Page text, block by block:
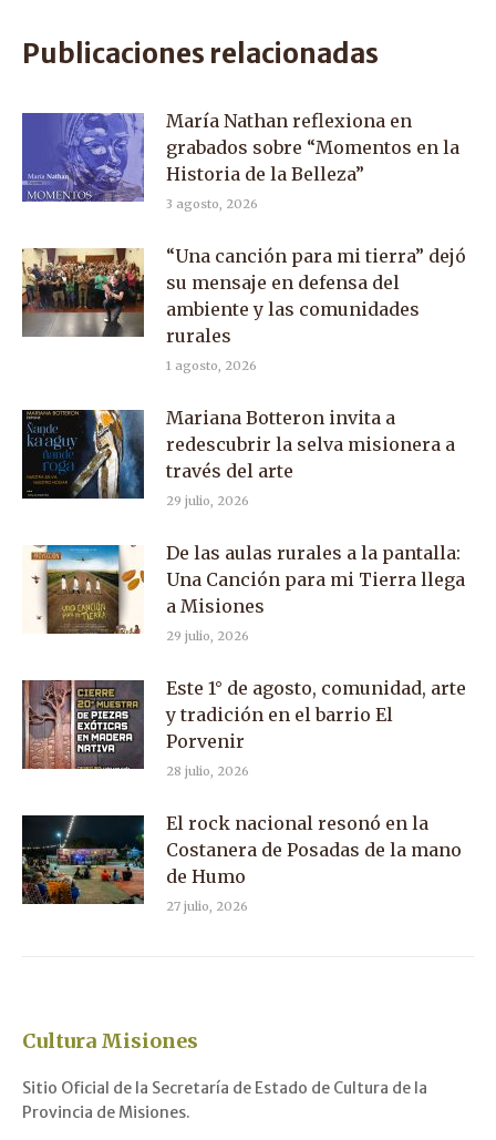
Publicaciones relacionadas
María Nathan reflexiona en
grabados sobre “Momentos en la
Historia de la Belleza”
3 agosto, 2026
“Una canción para mi tierra” dejó
su mensaje en defensa del
ambiente y las comunidades
rurales
1 agosto, 2026
Mariana Botteron invita a
redescubrir la selva misionera a
través del arte
29 julio, 2026
De las aulas rurales a la pantalla:
Una Canción para mi Tierra llega
a Misiones
29 julio, 2026
Este 1° de agosto, comunidad, arte
y tradición en el barrio El
Porvenir
28 julio, 2026
El rock nacional resonó en la
Costanera de Posadas de la mano
de Humo
27 julio, 2026
Cultura Misiones
Sitio Oficial de la Secretaría de Estado de Cultura de la
Provincia de Misiones.